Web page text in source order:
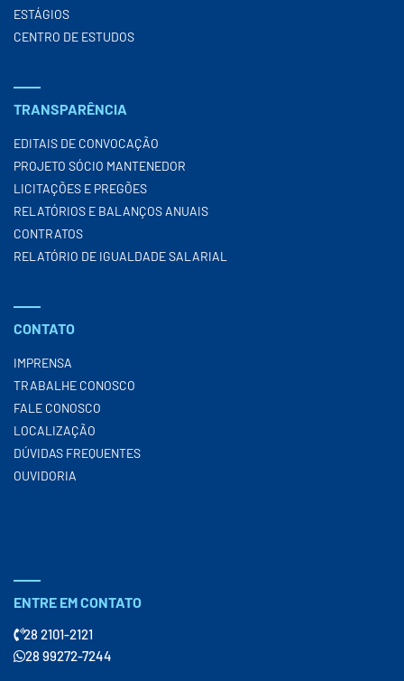
ESTÁGIOS
CENTRO DE ESTUDOS
TRANSPARÊNCIA
EDITAIS DE CONVOCAÇÃO
PROJETO SÓCIO MANTENEDOR
LICITAÇÕES E PREGÕES
RELATÓRIOS E BALANÇOS ANUAIS
CONTRATOS
RELATÓRIO DE IGUALDADE SALARIAL
CONTATO
IMPRENSA
TRABALHE CONOSCO
FALE CONOSCO
LOCALIZAÇÃO
DÚVIDAS FREQUENTES
OUVIDORIA
ENTRE EM CONTATO
28 2101-2121
28 99272-7244